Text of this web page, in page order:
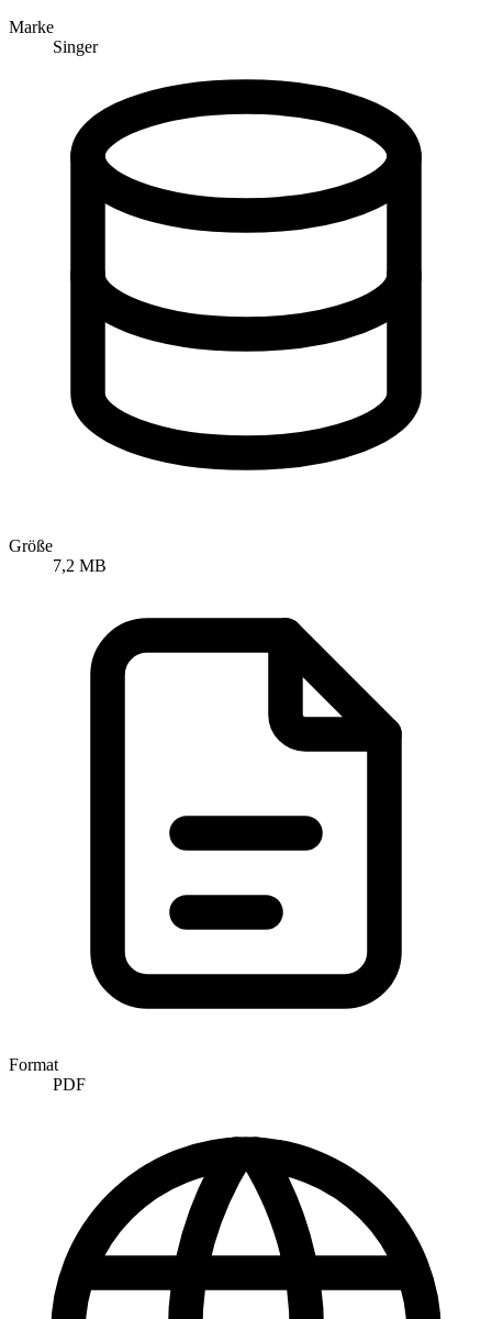
Marke
Singer
Größe
7,2 MB
Format
PDF